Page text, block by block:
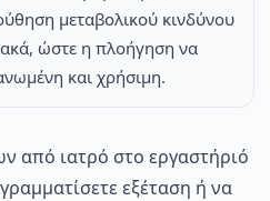
μεταβολικού κινδύνου
ώστε η πλοήγηση να
και χρήσιμη.
από ιατρό στο εργαστήριό
εξέταση ή να